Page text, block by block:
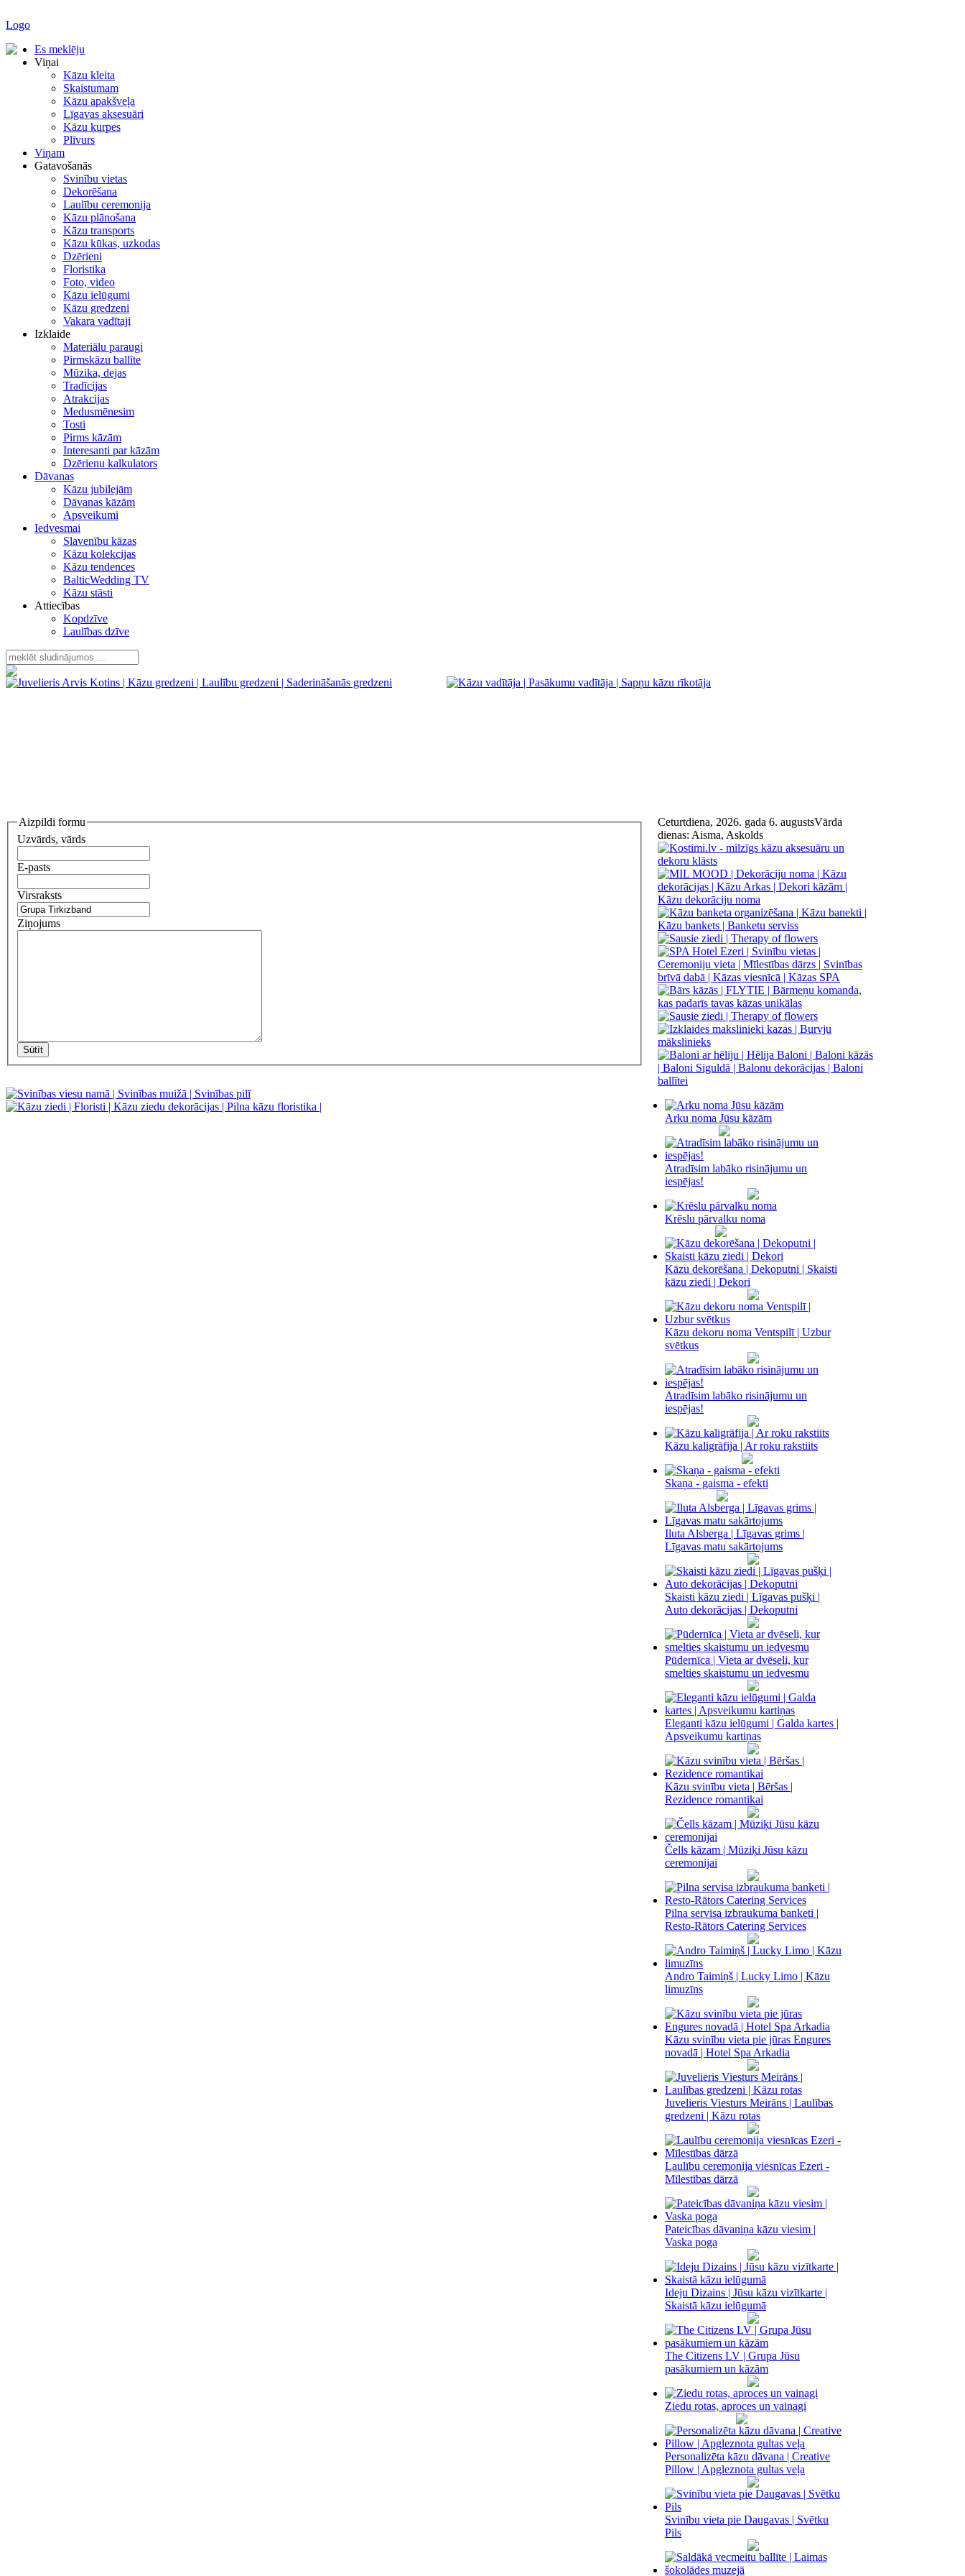
Logo
Es meklēju
Viņai
Kāzu kleita
Skaistumam
Kāzu apakšveļa
Līgavas aksesuāri
Kāzu kurpes
Plīvurs
Viņam
Gatavošanās
Svinību vietas
Dekorēšana
Laulību ceremonija
Kāzu plānošana
Kāzu transports
Kāzu kūkas, uzkodas
Dzērieni
Floristika
Foto, video
Kāzu ielūgumi
Kāzu gredzeni
Vakara vadītaji
Izklaide
Materiālu paraugi
Pirmskāzu ballīte
Mūzika, dejas
Tradīcijas
Atrakcijas
Medusmēnesim
Tosti
Pirms kāzām
Interesanti par kāzām
Dzērienu kalkulators
Dāvanas
Kāzu jubilejām
Dāvanas kāzām
Apsveikumi
Iedvesmai
Slavenību kāzas
Kāzu kolekcijas
Kāzu tendences
BalticWedding TV
Kāzu stāsti
Attiecības
Kopdzīve
Laulības dzīve
Aizpildi formu
Uzvārds, vārds
E-pasts
Virsraksts
Ziņojums
Ceturtdiena, 2026. gada 6. augustsVārda
dienas: Aisma, Askolds
Arku noma Jūsu kāzām
Atradīsim labāko risinājumu un
iespējas!
Krēslu pārvalku noma
Kāzu dekorēšana | Dekoputni | Skaisti
kāzu ziedi | Dekori
Kāzu dekoru noma Ventspilī | Uzbur
svētkus
Atradīsim labāko risinājumu un
iespējas!
Kāzu kaligrāfija | Ar roku rakstiits
Skaņa - gaisma - efekti
Iluta Alsberga | Līgavas grims |
Līgavas matu sakārtojums
Skaisti kāzu ziedi | Līgavas pušķi |
Auto dekorācijas | Dekoputni
Pūdernīca | Vieta ar dvēseli, kur
smelties skaistumu un iedvesmu
Eleganti kāzu ielūgumi | Galda kartes |
Apsveikumu kartiņas
Kāzu svinību vieta | Bēršas |
Rezidence romantikai
Čells kāzam | Mūziķi Jūsu kāzu
ceremonijai
Pilna servisa izbraukuma banketi |
Resto-Rātors Catering Services
Andro Taimiņš | Lucky Limo | Kāzu
limuzīns
Kāzu svinību vieta pie jūras Engures
novadā | Hotel Spa Arkadia
Juvelieris Viesturs Meirāns | Laulības
gredzeni | Kāzu rotas
Laulību ceremonija viesnīcas Ezeri -
Mīlestības dārzā
Pateicības dāvaniņa kāzu viesim |
Vaska poga
Ideju Dizains | Jūsu kāzu vizītkarte |
Skaistā kāzu ielūgumā
The Citizens LV | Grupa Jūsu
pasākumiem un kāzām
Ziedu rotas, aproces un vainagi
Personalizēta kāzu dāvana | Creative
Pillow | Apgleznota gultas veļa
Svinību vieta pie Daugavas | Svētku
Pils